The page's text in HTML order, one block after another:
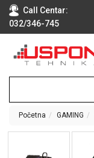
Call Centar:
032/346-745
RAČUNARI
TEHNIKA
Početna GAMING